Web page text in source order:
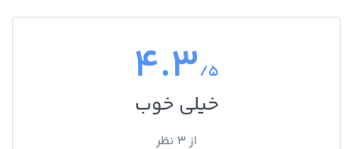
4.3/5
خیلی خوب
از 3 نظر